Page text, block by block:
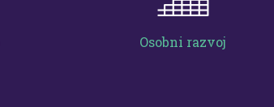
Osobni razvoj